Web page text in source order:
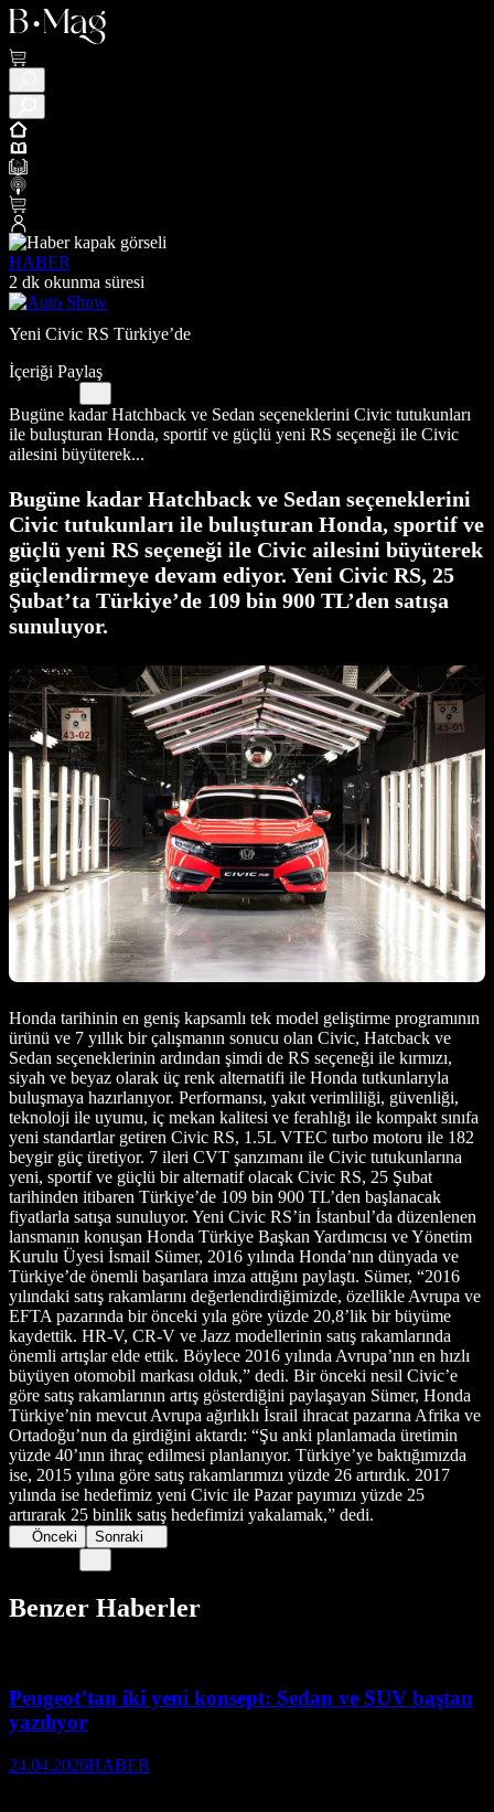
HABER
2 dk okunma süresi
Yeni Civic RS Türkiye’de
İçeriği Paylaş
Bugüne kadar Hatchback ve Sedan seçeneklerini Civic tutukunları
ile buluşturan Honda, sportif ve güçlü yeni RS seçeneği ile Civic
ailesini büyüterek...
Bugüne kadar Hatchback ve Sedan seçeneklerini
Civic tutukunları ile buluşturan Honda, sportif ve
güçlü yeni RS seçeneği ile Civic ailesini büyüterek
güçlendirmeye devam ediyor. Yeni Civic RS, 25
Şubat’ta Türkiye’de 109 bin 900 TL’den satışa
sunuluyor.
Honda tarihinin en geniş kapsamlı tek model geliştirme programının
ürünü ve 7 yıllık bir çalışmanın sonucu olan Civic, Hatcback ve
Sedan seçeneklerinin ardından şimdi de RS seçeneği ile kırmızı,
siyah ve beyaz olarak üç renk alternatifi ile Honda tutkunlarıyla
buluşmaya hazırlanıyor. Performansı, yakıt verimliliği, güvenliği,
teknoloji ile uyumu, iç mekan kalitesi ve ferahlığı ile kompakt sınıfa
yeni standartlar getiren Civic RS, 1.5L VTEC turbo motoru ile 182
beygir güç üretiyor. 7 ileri CVT şanzımanı ile Civic tutukunlarına
yeni, sportif ve güçlü bir alternatif olacak Civic RS, 25 Şubat
tarihinden itibaren Türkiye’de 109 bin 900 TL’den başlanacak
fiyatlarla satışa sunuluyor. Yeni Civic RS’in İstanbul’da düzenlenen
lansmanın konuşan Honda Türkiye Başkan Yardımcısı ve Yönetim
Kurulu Üyesi İsmail Sümer, 2016 yılında Honda’nın dünyada ve
Türkiye’de önemli başarılara imza attığını paylaştı. Sümer, “2016
yılındaki satış rakamlarını değerlendirdiğimizde, özellikle Avrupa ve
EFTA pazarında bir önceki yıla göre yüzde 20,8’lik bir büyüme
kaydettik. HR-V, CR-V ve Jazz modellerinin satış rakamlarında
önemli artışlar elde ettik. Böylece 2016 yılında Avrupa’nın en hızlı
büyüyen otomobil markası olduk,” dedi. Bir önceki nesil Civic’e
göre satış rakamlarının artış gösterdiğini paylaşayan Sümer, Honda
Türkiye’nin mevcut Avrupa ağırlıklı İsrail ihracat pazarına Afrika ve
Ortadoğu’nun da girdiğini aktardı: “Şu anki planlamada üretimin
yüzde 40’ının ihraç edilmesi planlanıyor. Türkiye’ye baktığımızda
ise, 2015 yılına göre satış rakamlarımızı yüzde 26 artırdık. 2017
yılında ise hedefimiz yeni Civic ile Pazar payımızı yüzde 25
artırarak 25 binlik satış hedefimizi yakalamak,” dedi.
Önceki Sonraki
Benzer Haberler
Peugeot’tan iki yeni konsept: Sedan ve SUV baştan
yazılıyor
24.04.2026HABER